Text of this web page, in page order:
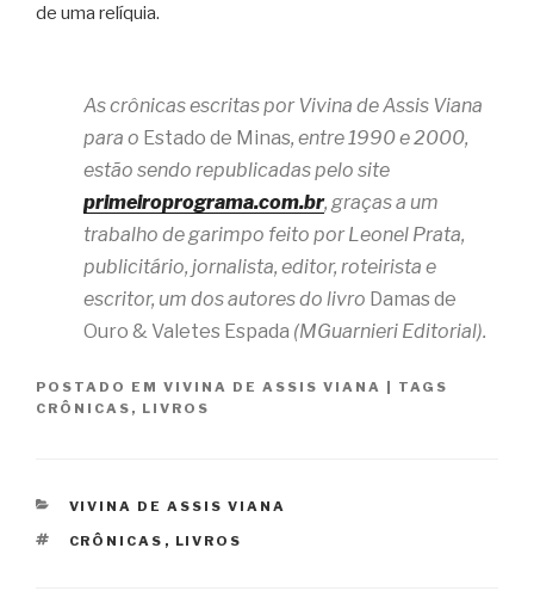
de uma relíquia.
As crônicas escritas por Vivina de Assis Viana
para o Estado de Minas, entre 1990 e 2000,
estão sendo republicadas pelo site
primeiroprograma.com.br, graças a um
trabalho de garimpo feito por Leonel Prata,
publicitário, jornalista, editor, roteirista e
escritor, um dos autores do livro Damas de
Ouro & Valetes Espada (MGuarnieri Editorial).
POSTADO EM VIVINA DE ASSIS VIANA
TAGS
CRÔNICAS , LIVROS
CATEGORIAS
VIVINA DE ASSIS VIANA
TAGS
CRÔNICAS , LIVROS